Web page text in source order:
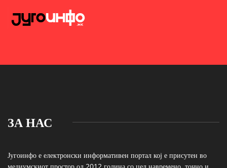
ЗА НАС
Југоинфо е електронски информативен портал кој е присутен во